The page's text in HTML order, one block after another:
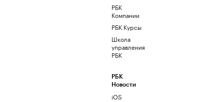
РБК
Компании
РБК Курсы
Школа
управления
РБК
РБК
Новости
iOS